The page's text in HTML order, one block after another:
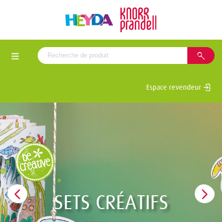
Espace revendeur
SETS CRÉATIFS